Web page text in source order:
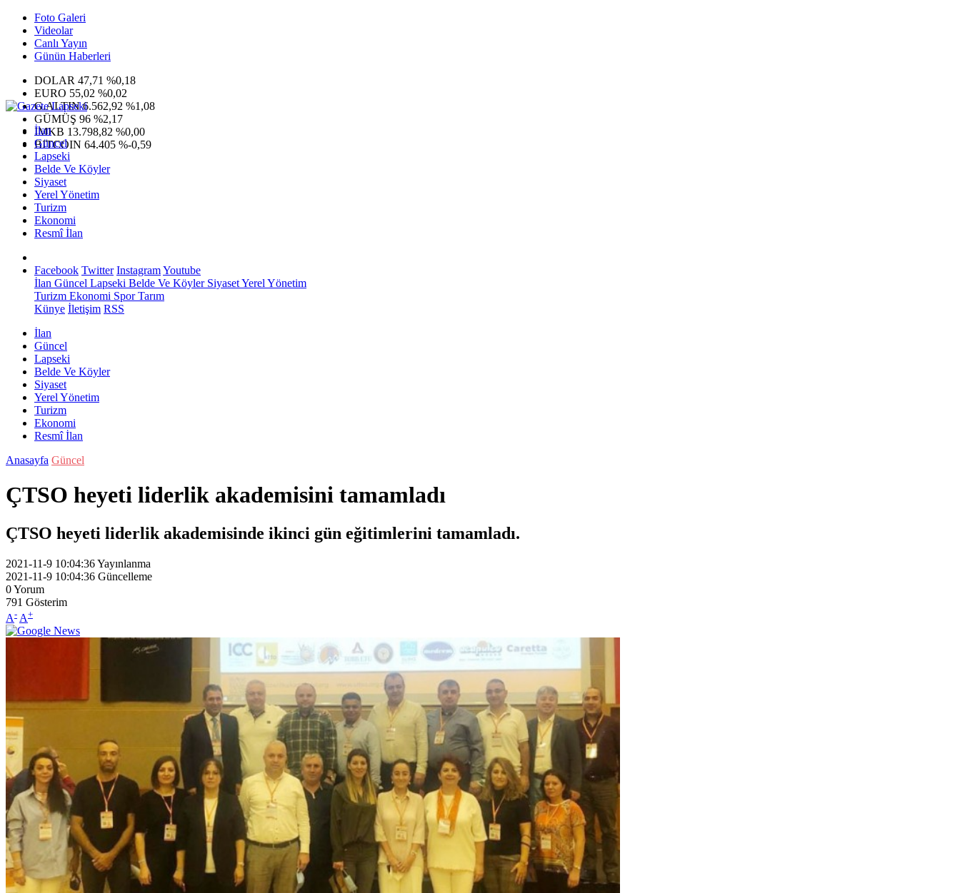
Foto Galeri
Videolar
Canlı Yayın
Günün Haberleri
DOLAR 47,71 %0,18
EURO 55,02 %0,02
G.ALTIN6.562,92 %1,08
GÜMÜŞ 96 %2,17
IMKB 13.798,82 %0,00
BITCOIN 64.405 %-0,59
İlan
Güncel
Lapseki
Belde Ve Köyler
Siyaset
Yerel Yönetim
Turizm
Ekonomi
Resmî İlan
Facebook Twitter InstagramYoutube
İlan Güncel Lapseki Belde Ve KöylerSiyasetYerel Yönetim
Turizm Ekonomi SporTarım
Künye İletişim RSS
İlan
Güncel
Lapseki
Belde Ve Köyler
Siyaset
Yerel Yönetim
Turizm
Ekonomi
Resmî İlan
Anasayfa Güncel
ÇTSO heyeti liderlik akademisini tamamladı
ÇTSO heyeti liderlik akademisinde ikinci gün eğitimlerini tamamladı.
2021-11-9 10:04:36Yayınlanma
2021-11-9 10:04:36 Güncelleme
0Yorum
791 Gösterim
A- A+